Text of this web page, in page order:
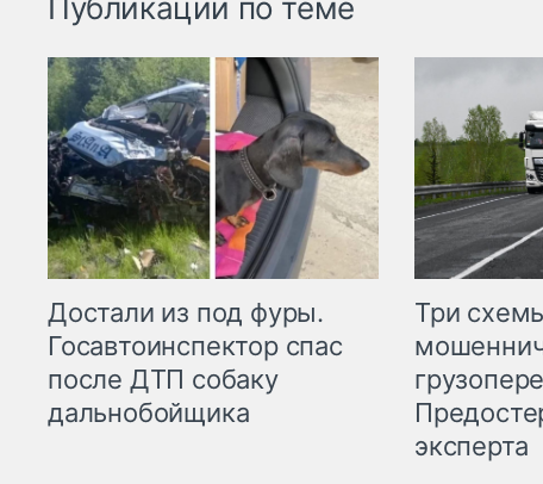
Публикации по теме
Достали из под фуры.
Госавтоинспектор спас
после ДТП собаку
дальнобойщика
Три
эксперта